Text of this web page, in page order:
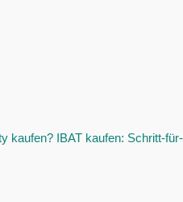
kaufen? IBAT kaufen: Schritt-